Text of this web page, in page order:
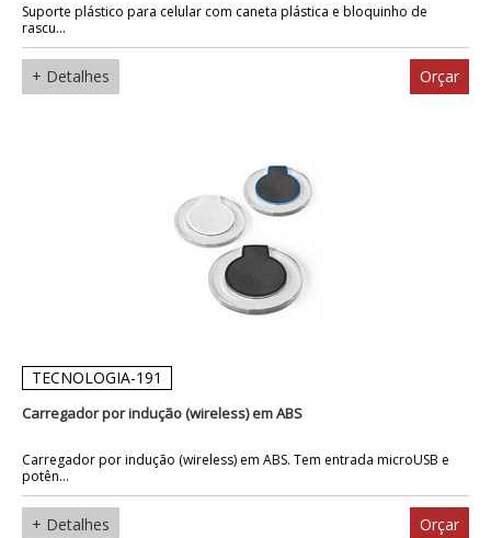
Suporte plástico para celular com caneta plástica e bloquinho de
rascu...
+ Detalhes Orçar
TECNOLOGIA-191
Carregador por indução (wireless) em ABS
Carregador por indução (wireless) em ABS. Tem entrada microUSB e
potên...
+ Detalhes Orçar